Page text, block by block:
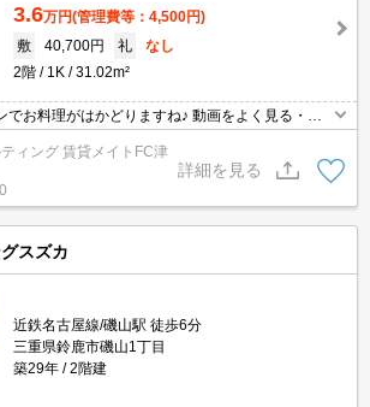
3.6万円(管理費等：4,500円)
敷
40,700円 礼
なし
2階
1K 31.02m²
でお料理がはかどりますね♪ 動画をよく見る・ゲ
にオススメ！携帯スマホの容量が気にならないネ
◎
ィング 賃貸メイトFC津
詳細を見る
スズカ
近鉄名古屋線/磯山駅 徒歩6分
三重県鈴鹿市磯山1丁目
築29年
2階建